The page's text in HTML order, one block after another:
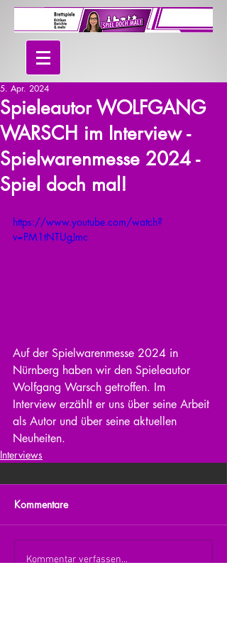
Spieleautor WOLFGANG
WARSCH im Interview -
Spielwarenmesse 2024 -
Spiel doch mal!
5. Apr. 2024
https://www.youtube.com/watch?
v=PM1tNTUgJmc
Auf der Spielwarenmesse 2024 in
Nürnberg haben wir den Spieleautor
Wolfgang Warsch getroffen. Im
Interview erzählt er uns über seine Arbeit
als Autor und über seine aktuellen
Neuheiten.
Interviews
Kommentare
Kommentar verfassen...